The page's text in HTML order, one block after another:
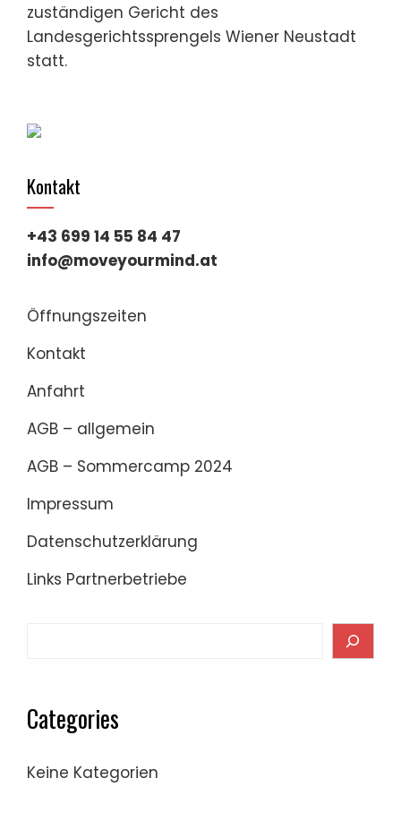
zuständigen Gericht des
Landesgerichtssprengels Wiener Neustadt
statt.
Kontakt
+43 699 14 55 84 47
info@moveyourmind.at
Öffnungszeiten
Kontakt
Anfahrt
AGB – allgemein
AGB – Sommercamp 2024
Impressum
Datenschutzerklärung
Links Partnerbetriebe
Categories
Keine Kategorien